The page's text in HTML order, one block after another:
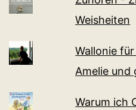
Weisheiten
Wallonie
Amelie und
Warum ich